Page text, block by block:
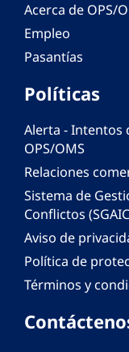
Acerca de OPS/
Empleo
Pasantías
Políticas
Alerta - Intentos
OPS/OMS
Relaciones
Sistema de
Conflictos
Aviso de
Política de
Términos y